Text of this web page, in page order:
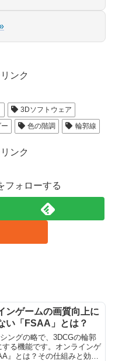
ンク
3Dソフトウェア
色の階調 輪郭線
ンク
フォローする
ンゲームの画質向上に
い「FSAA」とは？
ングの略で、3DCGの輪郭
る機能です。オンラインゲ
』とは？その仕組みと効果